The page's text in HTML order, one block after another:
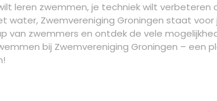
leren zwemmen, je techniek wilt
water, Zwemvereniging Groningen staat voor
van zwemmers en ontdek de vele
bij Zwemvereniging Groningen – een